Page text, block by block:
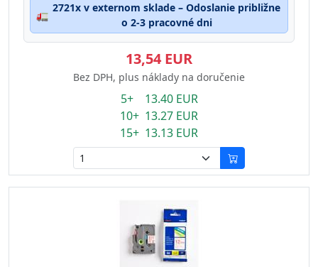
🚛
2721x v externom sklade – Odoslanie približne
o 2-3 pracovné dni
13,54 EUR
Bez DPH, plus náklady na doručenie
5+ 13.40 EUR
10+ 13.27 EUR
15+ 13.13 EUR